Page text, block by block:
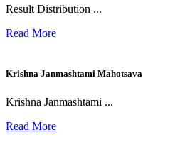
Result Distribution ...
Read More
Krishna Janmashtami Mahotsava
Krishna Janmashtami ...
Read More